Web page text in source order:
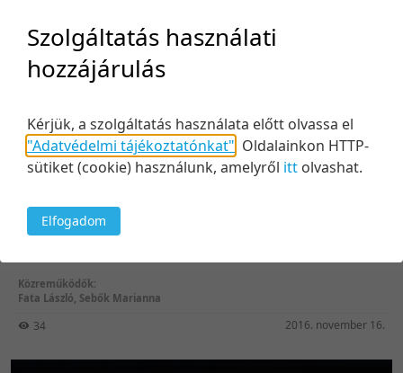
Közreműködők:
Fata László, Sebők Marianna
34 2016. november 16.
Szolgáltatás használati
hozzájárulás
Kérjük, a szolgáltatás használata előtt olvassa el
"Adatvédelmi tájékoztatónkat" Oldalainkon HTTP-
sütiket (cookie) használunk, amelyről itt olvashat.
Elfogadom